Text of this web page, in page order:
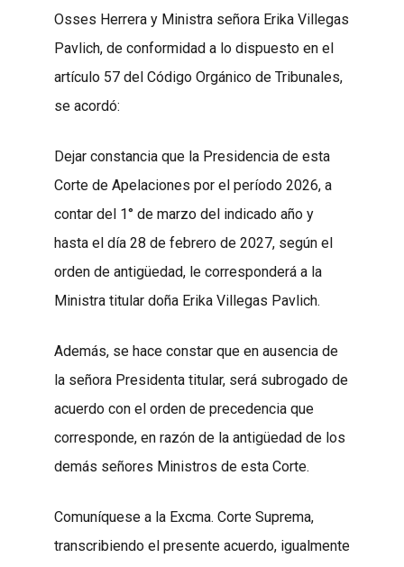
Osses Herrera y Ministra señora Erika Villegas
Pavlich, de conformidad a lo dispuesto en el
artículo 57 del Código Orgánico de Tribunales,
se acordó:
Dejar constancia que la Presidencia de esta
Corte de Apelaciones por el período 2026, a
contar del 1° de marzo del indicado año y
hasta el día 28 de febrero de 2027, según el
orden de antigüedad, le corresponderá a la
Ministra titular doña Erika Villegas Pavlich.
Además, se hace constar que en ausencia de
la señora Presidenta titular, será subrogado de
acuerdo con el orden de precedencia que
corresponde, en razón de la antigüedad de los
demás señores Ministros de esta Corte.
Comuníquese a la Excma. Corte Suprema,
transcribiendo el presente acuerdo, igualmente